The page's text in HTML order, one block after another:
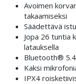
Avoimen
takaamiseksi
Säädettävä
Jopa 26 tuntia
latauksella
Bluetooth® 5.4
Kaksi
IPX4